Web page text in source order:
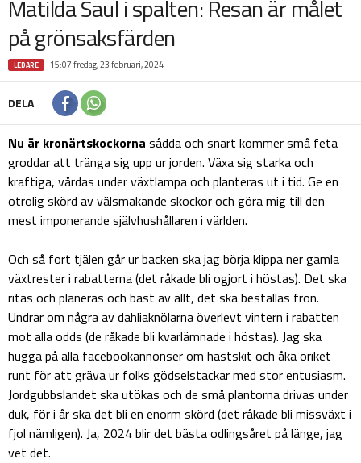
Matilda Saul i spalten: Resan är målet
på grönsaksfärden
LEDARE 15:07 fredag, 23 februari, 2024
DELA
Nu är kronärtskockorna sådda och snart kommer små feta
groddar att tränga sig upp ur jorden. Växa sig starka och
kraftiga, vårdas under växtlampa och planteras ut i tid. Ge en
otrolig skörd av välsmakande skockor och göra mig till den
mest imponerande självhushållaren i världen.
Och så fort tjälen går ur backen ska jag börja klippa ner gamla
växtrester i rabatterna (det råkade bli ogjort i höstas). Det ska
ritas och planeras och bäst av allt, det ska beställas frön.
Undrar om några av dahliaknölarna överlevt vintern i rabatten
mot alla odds (de råkade bli kvarlämnade i höstas). Jag ska
hugga på alla facebookannonser om hästskit och åka öriket
runt för att gräva ur folks gödselstackar med stor entusiasm.
Jordgubbslandet ska utökas och de små plantorna drivas under
duk, för i år ska det bli en enorm skörd (det råkade bli missväxt i
fjol nämligen). Ja, 2024 blir det bästa odlingsåret på länge, jag
vet det.